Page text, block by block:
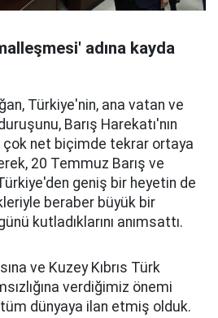
adına kayda
Türkiye'nin, ana vatan ve
Barış Harekatı'nın
çok net biçimde tekrar ortaya
20 Temmuz Barış ve
geniş bir heyetin de
beraber büyük bir
kutladıklarını anımsattı.
ve Kuzey Kıbrıs Türk
verdiğimiz önemi
dünyaya ilan etmiş olduk.